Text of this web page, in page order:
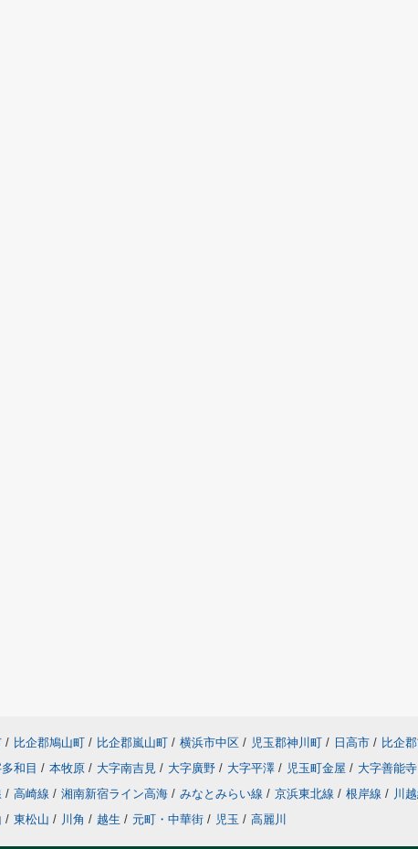
/ 比企郡鳩山町 / 比企郡嵐山町 / 横浜市中区 / 児玉郡神川町 / 日高市 / 比企
和目 / 本牧原 / 大字南吉見 / 大字廣野 / 大字平澤 / 児玉町金屋 / 大字善能寺
/ 高崎線 / 湘南新宿ライン高海 / みなとみらい線 / 京浜東北線 / 根岸線 / 川
/ 東松山 / 川角 / 越生 / 元町・中華街 / 児玉 / 高麗川